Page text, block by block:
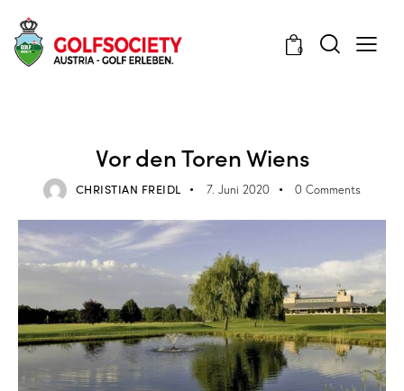
0
Vor den Toren Wiens
CHRISTIAN FREIDL 7. Juni 2020 0 Comments